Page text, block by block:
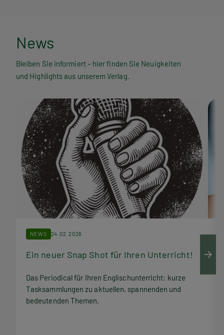
N
e
w
News
Bleiben Sie informiert – hier finden Sie Neuigkeiten
und Highlights aus unserem Verlag.
NEWS 24.02.2026
Ein neuer Snap Shot für Ihren Unterricht!
Das Periodical für Ihren Englischunterricht: kurze
Tasksammlungen zu aktuellen, spannenden und
bedeutenden Themen.